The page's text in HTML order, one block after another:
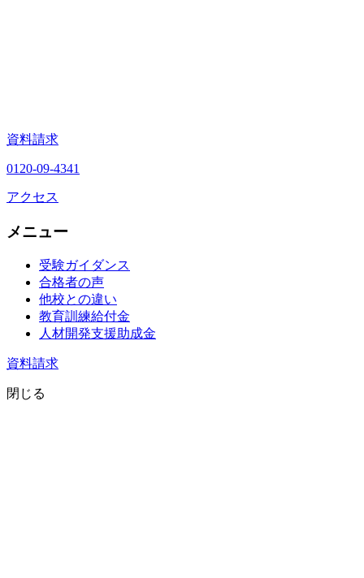
資料請求
0120-09-4341
アクセス
メニュー
受験ガイダンス
合格者の声
他校との違い
教育訓練給付金
人材開発支援助成金
資料請求
閉じる